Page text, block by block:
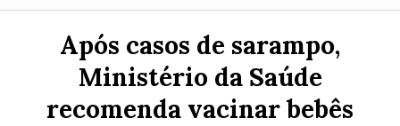
Após casos de sarampo,
Ministério da Saúde
recomenda vacinar bebês